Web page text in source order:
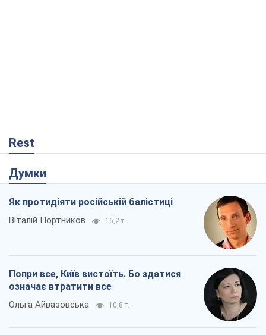
Rest
Думки
Як протидіяти російській балістиці
Віталій Портников 16,2 т.
Попри все, Київ вистоїть. Бо здатися
означає втратити все
Ольга Айвазовська 10,8 т.